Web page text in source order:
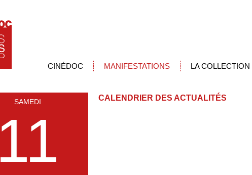
CINÉDOC MANIFESTATIONS LA COLLECTION
SAMEDI
11
CALENDRIER DES ACTUALITÉS